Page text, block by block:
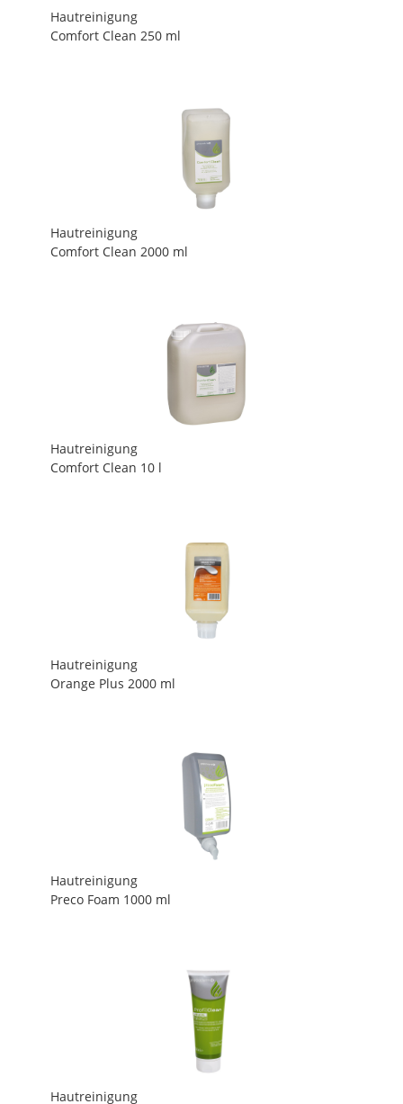
Hautreinigung
Comfort Clean 250 ml
Hautreinigung
Comfort Clean 2000 ml
Hautreinigung
Comfort Clean 10 l
Hautreinigung
Orange Plus 2000 ml
Hautreinigung
Preco Foam 1000 ml
Hautreinigung